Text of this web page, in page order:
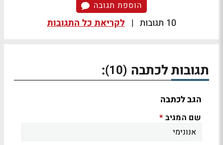
הוספת תגובה
10 תגובות | לקריאת כל התגובות
תגובות לכתבה (10)
:
הגב לכתבה
שם המגיב *